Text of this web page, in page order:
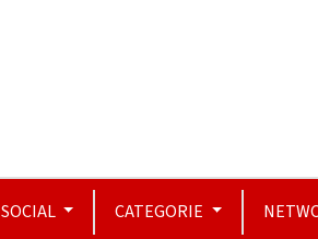
SOCIAL CATEGORIE